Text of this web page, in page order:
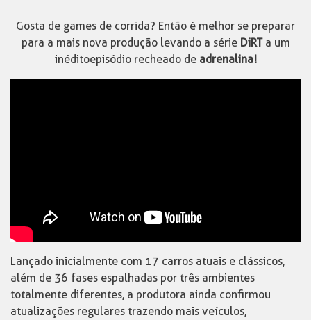
Gosta de games de corrida? Então é melhor se preparar
para a mais nova produção levando a série DiRTa um
inédito episódio recheado de adrenalina!
Lançado inicialmente com 17 carros atuais e clássicos,
além de 36 fases espalhadas por três ambientes
totalmente diferentes, a produtora ainda confirmou
atualizações regulares trazendo mais veículos,